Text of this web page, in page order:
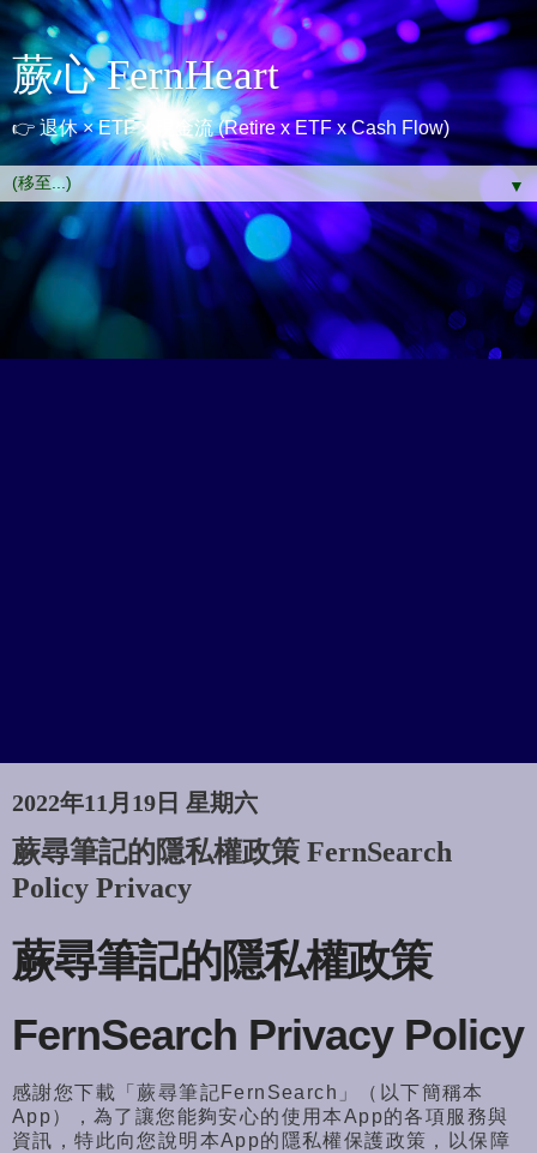
蕨心 FernHeart
👉 退休 × ETF × 現金流 (Retire x ETF x Cash Flow)
▼
2022年11月19日 星期六
蕨尋筆記的隱私權政策 FernSearch
Policy Privacy
蕨尋筆記的隱私權政策
FernSearch Privacy Policy
感謝您下載「蕨尋筆記FernSearch」（以下簡稱本
App）
，為了讓您能夠安心的使用本App的各項服務與
資訊，特此向您說明本App的隱私權保護政策，以保障